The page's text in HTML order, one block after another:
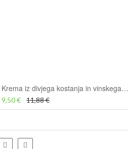
Krema iz divjega kostanja in vinskega lista - Sanct Bernhard, 150ml
9,50 € 11,88 €
Seznam